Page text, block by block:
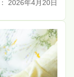
て支払う
2026年4月20日